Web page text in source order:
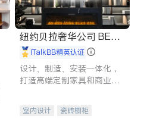
纽约贝拉奢华公司 BELL
A LUXE
iTalkBB精英认证
设计、制造、安装一体化，
打造高端定制家具和商业空
室内设计
瓷砖橱柜